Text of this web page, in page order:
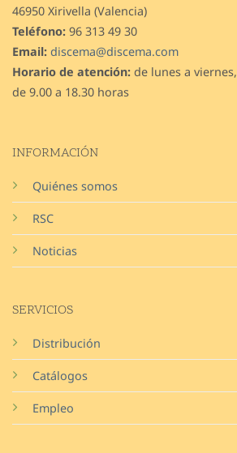
INFORMACIÓN
Quiénes somos
RSC
Noticias
SERVICIOS
Distribución
Catálogos
Empleo
46950 Xirivella (Valencia)
Teléfono: 96 313 49 30
Email: discema@discema.com
Horario de atención: de lunes a viernes,
de 9.00 a 18.30 horas